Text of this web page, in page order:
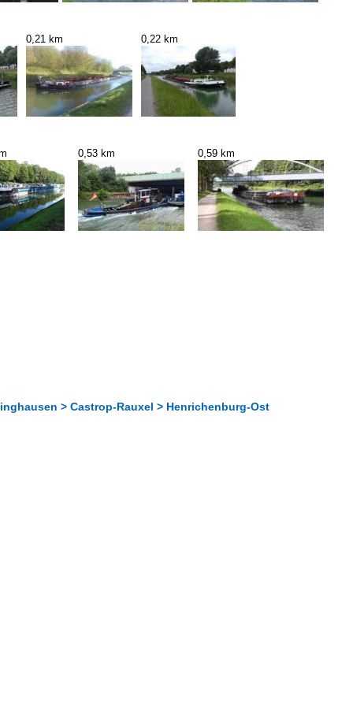
0,21 km 0,22 km
0,53 km 0,59 km
> Castrop-Rauxel > Henrichenburg-Ost